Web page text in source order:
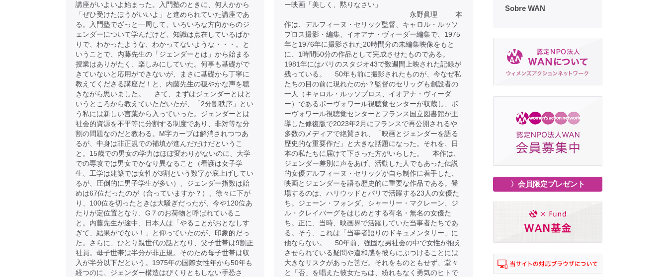
講座がいよいよ始まった。入門塾のときに、何人かから
「ぜひ受けたほうがいいよ」と進められていた講座であ
る。入門塾でざっと一周して、いろいろな方向からのジ
ェンダーについて学んだけど、知識は点在しているばか
りで、わかったような、わかってないような・・・。と
いうことで、内藤先生の「ジェンダーとは」から始まる
授業はありがたく、楽しみにしていた。何事も基礎がで
きていないと応用ができないが、まさに基礎から丁寧に
教えてくださる講座だ！と、内藤先生の穏やかな声を聴
きながら思いました。 さて、まずはジェンダーとはと
いうところから教えていただいたが、「2分割秩序」とい
う私には新しい言葉から入っていった。ジェンダーとは
社会的資源を不平等に分割する制度であり、非対等な分
割の問題なのだと教わる。M字カーブは解消されつつあ
るが、中身は非正規での補填が進んだだけだというこ
と。15歳での男女の学力はほぼ変わりがないのに、大学
での専攻では男女でかなり異なること（看護は女子学
生、工学は建築では女性が3割という数字が底上げしてい
るが、圧倒的に男子学生が多い）、ジェンダー指数は始
めは67位だったのが（合っていますか？）、徐々に下が
り、100位を切ったときは大騒ぎだったが、今や120位あ
たりが定位置となり、G７のお荷物と呼ばれているこ
と。内藤先生が途中、日本人は「やることがおとなしす
ぎて、結果がでない！」と仰っていたのが、印象的だっ
た。さらに、ひとり親世代の話となり、父子世帯は9割正
社員。母子世帯は半分が非正規。そのため母子世帯は収
入が半分以下だという。1975年の国際女性年から50年も
経つのに、ジェンダー構造はぴくりともしない手恐さ
ー映画「美しく、黙りなさい」
永野眞理 本
作は、デルフィーヌ・セリッグ監督、キャロル・ルッソ
プロス撮影・編集、イオアナ・ヴィーダー編集で、1975
年と1976年に撮影された20時間分の未編集映像をもと
に、1時間50分の作品として完成させたものである。
1981年にはパリのスタジオ43で数週間上映された記録が
残っている。 50年も前に撮影されたものが、今なぜ私
たちの目の前に現れたのか？監督のセリッグも創設者の
一人（キャロル・ルッソプロス、イオアナ・ヴィーダ
ー）であるボーヴォワール視聴覚センターが収蔵し、ボ
ーヴォワール視聴覚センターとフランス国立図書館が主
導した修復版で2023年2月にフランスで再公開されるや
多数のメディアで絶賛され、「映画とジェンダーを語る
歴史的な重要作だ」と大きな話題になった。それを、日
本の私たちに届けて下さった方がいらした。 本作は、
ジェンダー差別に声をあげ、活動した人でもあった伝説
的女優デルフィーヌ・セリッグが自ら制作に着手した、
映画とジェンダーを語る歴史的に重要な作品である。登
場するのは、ハリウッドとパリで活躍する23人の女優た
ち。ジェーン・フォンダ、シャーリー・マクレーン、ジ
ル・クレイバーグをはじめとする有名・無名の女優た
ち。正に、当時、映画界で活躍していた当事者たちであ
る。そう、これは「当事者語りのドキュメンタリー」に
他ならない。 50年前、強固な男社会の中で女性が抱え
させられている疑問や違和感を彼らにぶつけることには
大きなリスクがあった筈だ。それをものともせず、堂々
と「否」を唱えた彼女たちは、紛れもなく勇気のヒトで
Sobre WAN
〉会員限定プレゼント